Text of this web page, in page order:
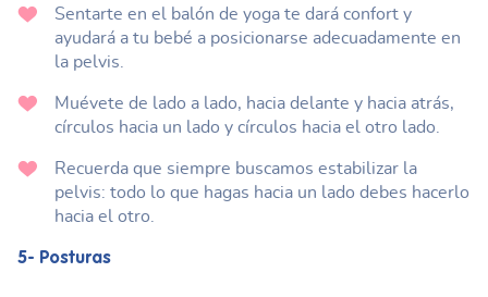
Sentarte en el balón de yoga te dará confort y
ayudará a tu bebé a posicionarse adecuadamente en
la pelvis.
Muévete de lado a lado, hacia delante y hacia atrás,
círculos hacia un lado y círculos hacia el otro lado.
Recuerda que siempre buscamos estabilizar la
pelvis: todo lo que hagas hacia un lado debes hacerlo
hacia el otro.
5- Posturas